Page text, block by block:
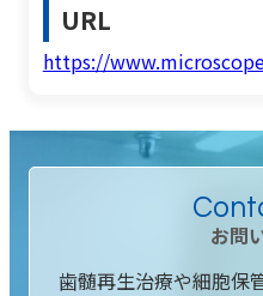
URL
https://
お問
歯髄再生治療や細胞保